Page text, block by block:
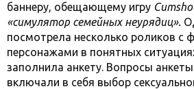
баннеру, обещающему игру
«симулятор семейных неурядиц».
посмотрела несколько роликов с
персонажами в понятных
заполнила анкету. Вопросы
включали в себя выбор